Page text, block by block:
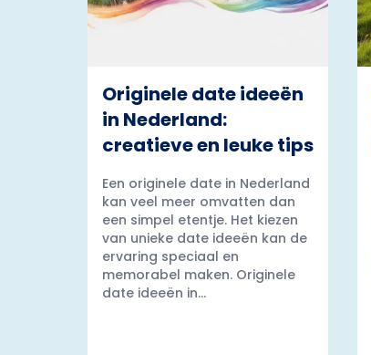
Originele date ideeën
in Nederland:
creatieve en leuke tips
Een originele date in Nederland
kan veel meer omvatten dan
een simpel etentje. Het kiezen
van unieke date ideeën kan de
ervaring speciaal en
memorabel maken. Originele
date ideeën in...